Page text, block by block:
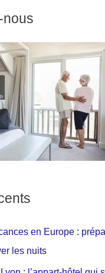
nous
en Europe :
les nuits